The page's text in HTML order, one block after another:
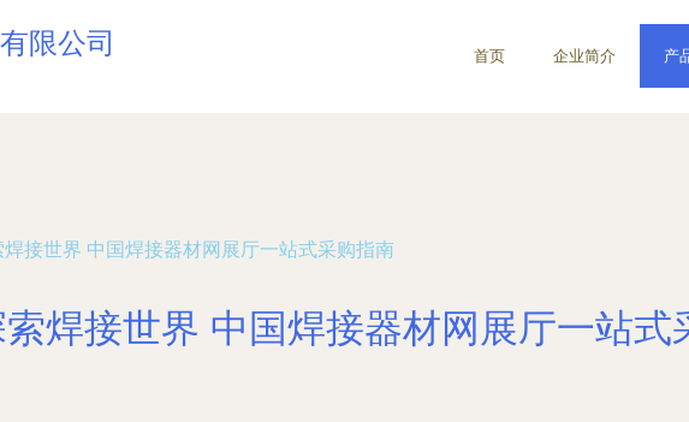
限公司 首页 企业简介 产
焊接世界 中国焊接器材网展厅一站式采购指南
焊接世界 中国焊接器材网展厅一站式